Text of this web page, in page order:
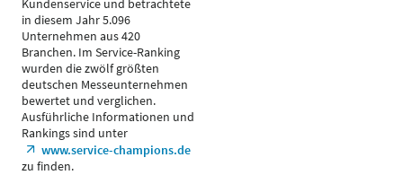
Kundenservice und betrachtete
in diesem Jahr 5.096
Unternehmen aus 420
Branchen. Im Service-Ranking
wurden die zwölf größten
deutschen Messeunternehmen
bewertet und verglichen.
Ausführliche Informationen und
Rankings sind unter
www.service-champions.de
zu finden.